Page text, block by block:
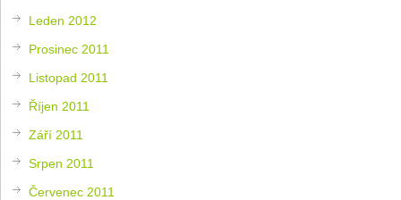
Leden 2012
Prosinec 2011
Listopad 2011
Říjen 2011
Září 2011
Srpen 2011
Červenec 2011